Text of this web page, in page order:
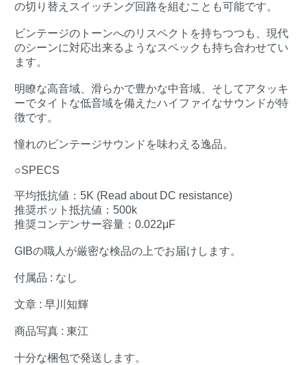
の切り替えスイッチング回路を組むことも可能です。
ビンテージのトーンへのリスペクトを持ちつつも、現代
のシーンに対応出来るようなスペックも持ち合わせてい
ます。
明瞭な高音域、滑らかで豊かな中音域、そしてアタッキ
ーでタイトな低音域を備えたハイファイなサウンドが特
徴です。
憧れのビンテージサウンドを味わえる逸品。
○SPECS
平均抵抗値：5K (Read about DC resistance)
推奨ポット抵抗値：500k
推奨コンデンサー容量：0.022μF
GIBの職人が厳密な検品の上でお届けします。
付属品 : なし
文章 : 早川知輝
商品写真 : 東江
十分な梱包で発送します。